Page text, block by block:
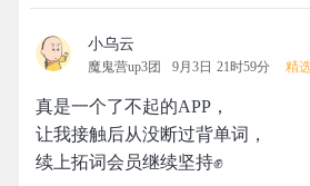
小乌云
魔鬼营up3团 9月3日 21时59分 精
真是一个了不起的APP，
让我接触后从没断过背单词，
续上拓词会员继续坚持✊